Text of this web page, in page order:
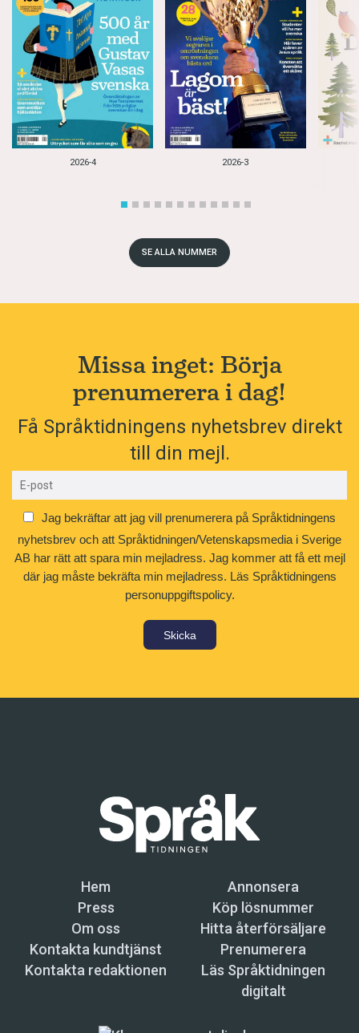
2026-4 2026-3
SE ALLA NUMMER
Missa inget: Börja
prenumerera i dag!
Få Språktidningens nyhetsbrev direkt
till din mejl.
Jag bekräftar att jag vill prenumerera på Språktidningens
nyhetsbrev och att Språktidningen/Vetenskapsmedia i Sverige
AB har rätt att spara min mejladress. Jag kommer att få ett mejl
där jag måste bekräfta min mejladress. Läs Språktidningens
personuppgiftspolicy.
Skicka
Hem
Annonsera
Press
Köp lösnummer
Om oss
Hitta återförsäljare
Kontakta kundtjänst
Prenumerera
Kontakta redaktionen
Läs Språktidningen
digitalt